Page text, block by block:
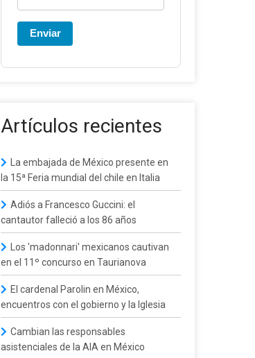
Enviar
Artículos recientes
La embajada de México presente en
la 15ª Feria mundial del chile en Italia
Adiós a Francesco Guccini: el
cantautor falleció a los 86 años
Los 'madonnari' mexicanos cautivan
en el 11º concurso en Taurianova
El cardenal Parolin en México,
encuentros con el gobierno y la Iglesia
Cambian las responsables
asistenciales de la AIA en México